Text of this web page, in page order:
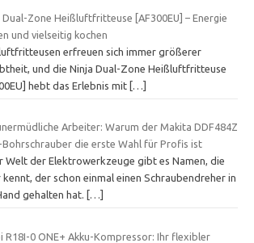
Dual-Zone Heißluftfritteuse [AF300EU] – Energie
und vielseitig kochen
erfreuen sich immer größerer
und die Ninja Dual-Zone Heißluftfritteuse
hebt das Erlebnis mit […]
Arbeiter: Warum der Makita DDF484Z
Bohrschrauber die erste Wahl für Profis ist
Welt der Elektrowerkzeuge gibt es Namen, die
kennt, der schon einmal einen Schraubendreher in
gehalten hat.
[…]
R18I-0 ONE+ Akku-Kompressor: Ihr flexibler